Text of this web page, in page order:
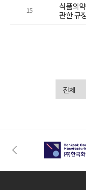
15
식품의
관한 규